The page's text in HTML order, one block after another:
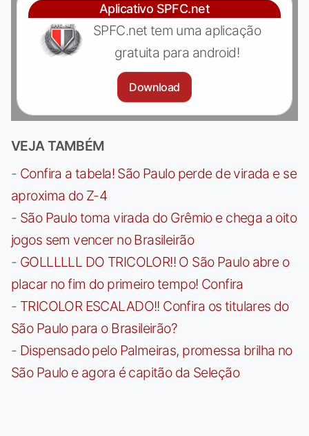
Aplicativo SPFC.net
SPFC.net tem uma aplicação
gratuita para android!
Download
VEJA TAMBÉM
- Confira a tabela! São Paulo perde de virada e se
aproxima do Z-4
- São Paulo toma virada do Grêmio e chega a oito
jogos sem vencer no Brasileirão
- GOLLLLLL DO TRICOLOR!! O São Paulo abre o
placar no fim do primeiro tempo! Confira
- TRICOLOR ESCALADO!! Confira os titulares do
São Paulo para o Brasileirão?
- Dispensado pelo Palmeiras, promessa brilha no
São Paulo e agora é capitão da Seleção